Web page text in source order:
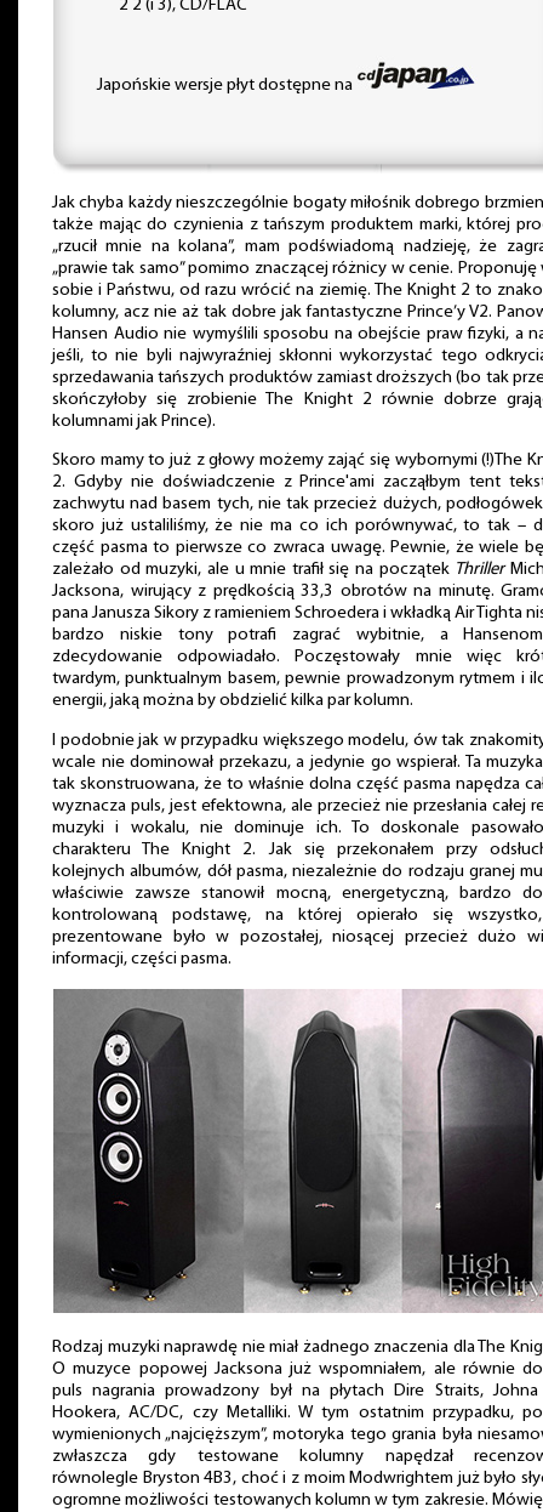
2 2 (i 3), CD/FLAC
Japońskie wersje płyt dostępne na
Jak chyba każdy nieszczególnie bogaty miłośnik dobrego
także mając do czynienia z tańszym produktem marki, której
„rzucił mnie na kolana”, mam podświadomą nadzieję, że
„prawie tak samo” pomimo znaczącej różnicy w cenie. Proponuję
sobie i Państwu, od razu wrócić na ziemię. The Knight 2 to
kolumny, acz nie aż tak dobre jak fantastyczne Prince’y V2.
Hansen Audio nie wymyślili sposobu na obejście praw fizyki, a
jeśli, to nie byli najwyraźniej skłonni wykorzystać tego
sprzedawania tańszych produktów zamiast droższych (bo tak
skończyłoby się zrobienie The Knight 2 równie dobrze
kolumnami jak Prince).
Skoro mamy to już z głowy możemy zająć się wybornymi (!)The
2. Gdyby nie doświadczenie z Prince'ami zacząłbym tent
zachwytu nad basem tych, nie tak przecież dużych,
skoro już ustaliliśmy, że nie ma co ich porównywać, to tak –
część pasma to pierwsze co zwraca uwagę. Pewnie, że wiele
zależało od muzyki, ale u mnie trafił się na początek Thriller
Jacksona, wirujący z prędkością 33,3 obrotów na minutę.
pana Janusza Sikory z ramieniem Schroedera i wkładką Air Tighta
bardzo niskie tony potrafi zagrać wybitnie, a
zdecydowanie odpowiadało. Poczęstowały mnie więc
twardym, punktualnym basem, pewnie prowadzonym rytmem i
energii, jaką można by obdzielić kilka par kolumn.
I podobnie jak w przypadku większego modelu, ów tak
wcale nie dominował przekazu, a jedynie go wspierał. Ta
tak skonstruowana, że to właśnie dolna część pasma napędza
wyznacza puls, jest efektowna, ale przecież nie przesłania całej
muzyki i wokalu, nie dominuje ich. To doskonale
charakteru The Knight 2. Jak się przekonałem przy
kolejnych albumów, dół pasma, niezależnie do rodzaju granej
właściwie zawsze stanowił mocną, energetyczną, bardzo
kontrolowaną podstawę, na której opierało się
prezentowane było w pozostałej, niosącej przecież dużo
informacji, części pasma.
Rodzaj muzyki naprawdę nie miał żadnego znaczenia dla The
O muzyce popowej Jacksona już wspomniałem, ale równie
puls nagrania prowadzony był na płytach Dire Straits,
Hookera, AC/DC, czy Metalliki. W tym ostatnim przypadku,
wymienionych „najcięższym”, motoryka tego grania była
zwłaszcza gdy testowane kolumny napędzał
równolegle Bryston 4B3, choć i z moim Modwrightem już było
ogromne możliwości testowanych kolumn w tym zakresie. Mówię